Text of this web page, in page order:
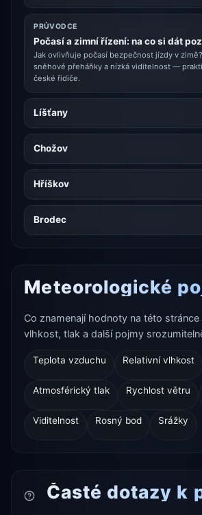
PRŮVODCE
Počasí a zimní řízení: na co si dát
Jak ovlivňuje počasí bezpečnost jízdy v
sněhové přeháňky a nízká viditelnost —
české řidiče.
Líšťany
Chožov
Hříškov
Brodec
Meteorologické
Co znamenají hodnoty na této
vlhkost, tlak a další pojmy
Teplota vzduchu Relativní vlhkost
Atmosférický tlak Rychlost větru
Viditelnost Rosný bod Srážky
Časté dotazy k